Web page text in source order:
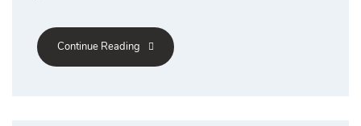
Continue Reading